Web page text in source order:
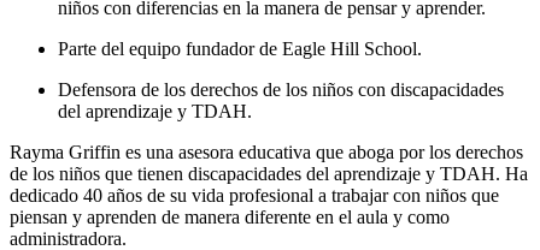
niños con diferencias en la manera de pensar y aprender.
Parte del equipo fundador de Eagle Hill School.
Defensora de los derechos de los niños con discapacidades
del aprendizaje y TDAH.
Rayma Griffin es una asesora educativa que aboga por los derechos
de los niños que tienen discapacidades del aprendizaje y TDAH. Ha
dedicado 40 años de su vida profesional a trabajar con niños que
piensan y aprenden de manera diferente en el aula y como
administradora.